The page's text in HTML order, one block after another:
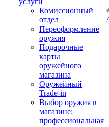
Комиссионный
отдел
Переоформление
оружия
Подарочные
карты
оружейного
магазина
Оружейный
Trade-in
Выбор оружия в
магазине:
профессиональная